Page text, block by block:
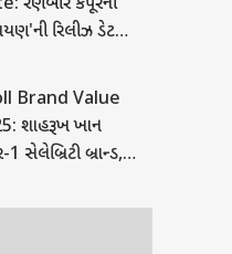
રણબીર કપૂરની
રિલીઝ ડેટ
જોવા મળશે
Brand Value
શાહરૂખ ખાન
સેલેબ્રિટી બ્રાન્ડ,
રણવીર સિંહ